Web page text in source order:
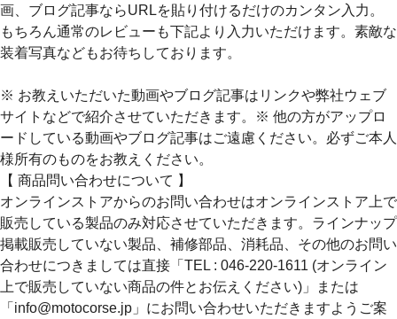
画、ブログ記事ならURLを貼り付けるだけのカンタン入力。
もちろん通常のレビューも下記より入力いただけます。素敵な
装着写真などもお待ちしております。
※ お教えいただいた動画やブログ記事はリンクや弊社ウェブ
サイトなどで紹介させていただきます。※ 他の方がアップロ
ードしている動画やブログ記事はご遠慮ください。必ずご本人
様所有のものをお教えください。
【 商品問い合わせについて 】
オンラインストアからのお問い合わせはオンラインストア上で
販売している製品のみ対応させていただきます。ラインナップ
掲載販売していない製品、補修部品、消耗品、その他のお問い
合わせにつきましては直接「TEL : 046-220-1611 (オンライン
上で販売していない商品の件とお伝えください)」または
「info@motocorse.jp」にお問い合わせいただきますようご案